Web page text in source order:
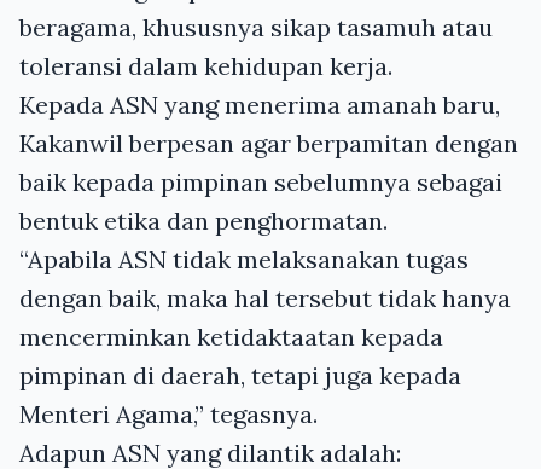
beragama, khususnya sikap tasamuh atau
toleransi dalam kehidupan kerja.
Kepada ASN yang menerima amanah baru,
Kakanwil berpesan agar berpamitan dengan
baik kepada pimpinan sebelumnya sebagai
bentuk etika dan penghormatan.
“Apabila ASN tidak melaksanakan tugas
dengan baik, maka hal tersebut tidak hanya
mencerminkan ketidaktaatan kepada
pimpinan di daerah, tetapi juga kepada
Menteri Agama,” tegasnya.
Adapun ASN yang dilantik adalah: